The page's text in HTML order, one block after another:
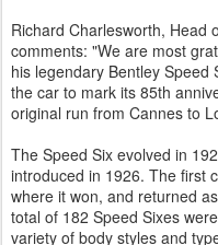
‎Richard Charlesworth, Head
comments: "We are most
his legendary Bentley
the car to mark its 85th
original run from Cannes to
The Speed Six evolved in
introduced in 1926. The first
where it won, and returned
total of 182 Speed Sixes
variety of body styles and